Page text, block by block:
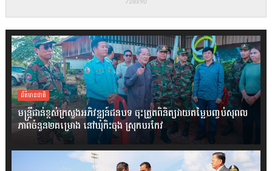
ព័ត៌មានជាតិ
មន្ត្រីជាន់ខ្ពស់ក្រសួងអភិវឌ្ឍន៍ជនបទ ចុះត្រួតពិនិត្យវាយតម្លៃបញ្ចប់សុពល
ភាពចំនួន២គម្រោង នៅឃុំកិះចុង ស្រុកបរកែវ